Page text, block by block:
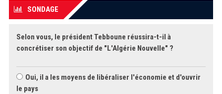
SONDAGE
Selon vous, le président Tebboune réussira-t-il à
concrétiser son objectif de "L'Algérie Nouvelle" ?
Oui, il a les moyens de libéraliser l'économie et d'ouvrir
le pays